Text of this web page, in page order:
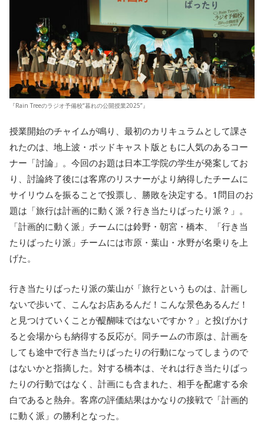
『Rain Treeのラジオ予備校“暮れの公開授業2025”』
授業開始のチャイムが鳴り、最初のカリキュラムとして課さ
れたのは、地上波・ポッドキャスト版ともに人気のあるコー
ナー「討論」。今回のお題は日本工学院の学生が発案してお
り、討論終了後には客席のリスナーがより納得したチームに
サイリウムを振ることで投票し、勝敗を決定する。1問目のお
題は「旅行は計画的に動く派？行き当たりばったり派？」。
「計画的に動く派」チームには鈴野・朝宮・橋本、「行き当
たりばったり派」チームには市原・葉山・水野が名乗りを上
げた。
行き当たりばったり派の葉山が「旅行というものは、計画し
ないで歩いて、こんなお店あるんだ！こんな景色あるんだ！
と見つけていくことが醍醐味ではないですか？」と投げかけ
ると会場からも納得する反応が。同チームの市原は、計画を
しても途中で行き当たりばったりの行動になってしまうので
はないかと指摘した。対する橋本は、それは行き当たりばっ
たりの行動ではなく、計画にも含まれた、相手を配慮する余
白であると熱弁。客席の評価結果はかなりの接戦で「計画的
に動く派」の勝利となった。